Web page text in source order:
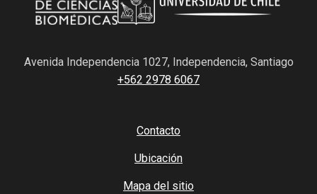
Avenida Independencia 1027, Independencia, Santiago
+562 2978 6067
Contacto
Ubicación
Mapa del sitio